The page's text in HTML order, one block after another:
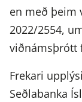
en með þeim
2022/2554,
viðnámsþrótt
Frekari
Seðlabanka